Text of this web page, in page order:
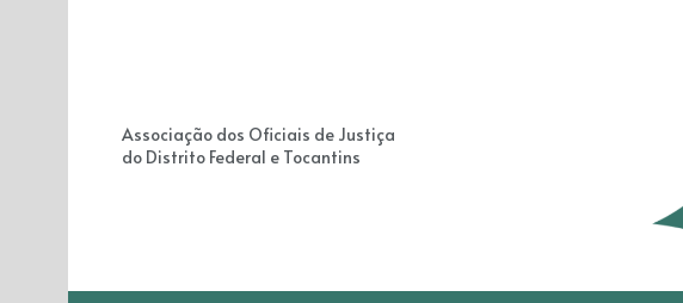
Associação dos Oficiais de Justiça
do Distrito Federal e Tocantins